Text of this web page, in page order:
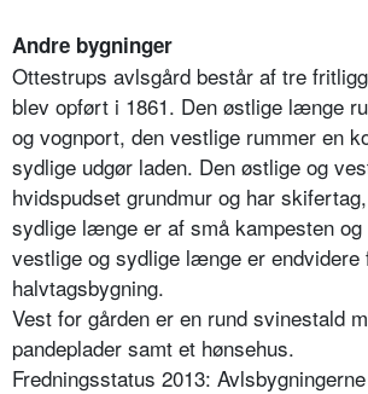
Andre bygninger
Ottestrups avlsgård består af tre
blev opført i 1861. Den østlige længe
og vognport, den vestlige rummer en
sydlige udgør laden. Den østlige og
hvidspudset grundmur og har
sydlige længe er af små kampesten og
vestlige og sydlige længe er endvidere
halvtagsbygning.
Vest for gården er en rund svinestald
pandeplader samt et hønsehus.
Fredningsstatus 2013: